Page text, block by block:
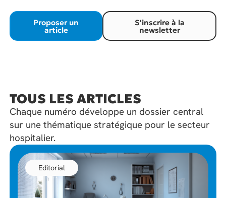
Proposer un
article
S'inscrire à la
newsletter
TOUS LES ARTICLES
Chaque numéro développe un dossier central
sur une thématique stratégique pour le secteur
hospitalier.
Editorial